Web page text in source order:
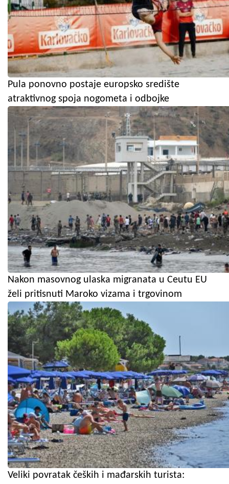
Pula ponovno postaje europsko središte
atraktivnog spoja nogometa i odbojke
Nakon masovnog ulaska migranata u Ceutu EU
želi pritisnuti Maroko vizama i trgovinom
Veliki povratak čeških i mađarskih turista: